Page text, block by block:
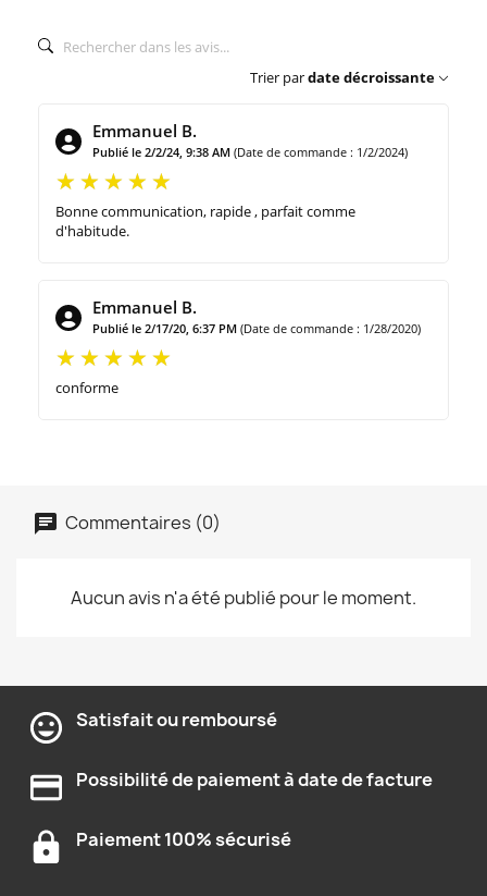
Trier pardate décroissante
Emmanuel B.
Publié le 2/2/24, 9:38 AM (Date de commande : 1/2/2024)
Bonne communication, rapide , parfait comme
d'habitude.
Emmanuel B.
Publié le 2/17/20, 6:37 PM (Date de commande : 1/28/2020)
conforme
Commentaires (0)
Aucun avis n'a été publié pour le moment.
Satisfait ou remboursé
Possibilité de paiement à date de facture
Paiement 100% sécurisé